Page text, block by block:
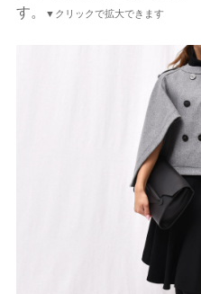
す。
▼クリックで拡大できます